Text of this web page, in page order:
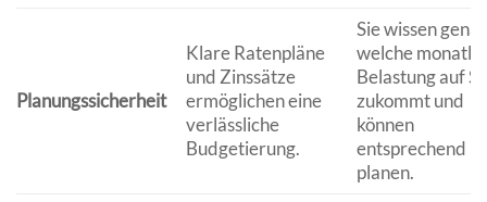
Planungssicherheit
Klare Ratenpläne
und Zinssätze
ermöglichen eine
verlässliche
Budgetierung.
Sie wissen
welche
Belastung auf
zukommt und
können
entsprechend
planen.